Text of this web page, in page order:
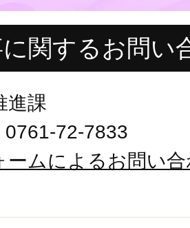
関するお問い
進課
0761-72-7833
ームによるお問い